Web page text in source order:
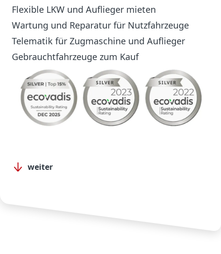
Flexible LKW und Auflieger mieten
Wartung und Reparatur für Nutzfahrzeuge
Telematik für Zugmaschine und Auflieger
Gebrauchtfahrzeuge zum Kauf
weiter